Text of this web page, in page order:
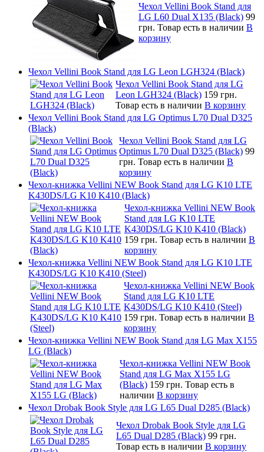
Чехол Vellini Book Stand для
LG L60 Dual X135 (Black) 99
грн. Товар есть в наличии В
корзину
Чехол Vellini Book Stand для LG Leon LGH324 (Black)
Чехол Vellini Book Stand для LG
Leon LGH324 (Black) 159 грн.
Товар есть в наличии В корзину
Чехол Vellini Book Stand для LG Optimus L70 Dual D325
(Black)
Чехол Vellini Book Stand для LG
Optimus L70 Dual D325 (Black) 99
грн. Товар есть в наличии В
корзину
Чехол-книжка Vellini NEW Book Stand для LG K10 LTE
K430DS/LG K10 K410 (Black)
Чехол-книжка Vellini NEW Book
Stand для LG K10 LTE
K430DS/LG K10 K410 (Black)
159 грн. Товар есть в наличии В
корзину
Чехол-книжка Vellini NEW Book Stand для LG K10 LTE
K430DS/LG K10 K410 (Steel)
Чехол-книжка Vellini NEW Book
Stand для LG K10 LTE
K430DS/LG K10 K410 (Steel)
159 грн. Товар есть в наличии В
корзину
Чехол-книжка Vellini NEW Book Stand для LG Max X155
LG (Black)
Чехол-книжка Vellini NEW Book
Stand для LG Max X155 LG
(Black) 159 грн. Товар есть в
наличии В корзину
Чехол Drobak Book Style для LG L65 Dual D285 (Black)
Чехол Drobak Book Style для LG
L65 Dual D285 (Black) 99 грн.
Товар есть в наличии В корзину